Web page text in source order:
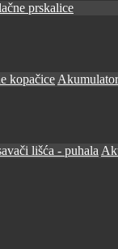
prskalice
kopačice
lišća - puhala